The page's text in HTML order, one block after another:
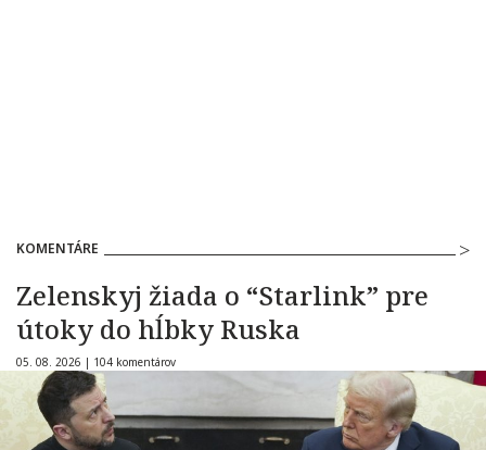
KOMENTÁRE
Zelenskyj žiada o “Starlink” pre
útoky do hĺbky Ruska
05. 08. 2026 | 104 komentárov